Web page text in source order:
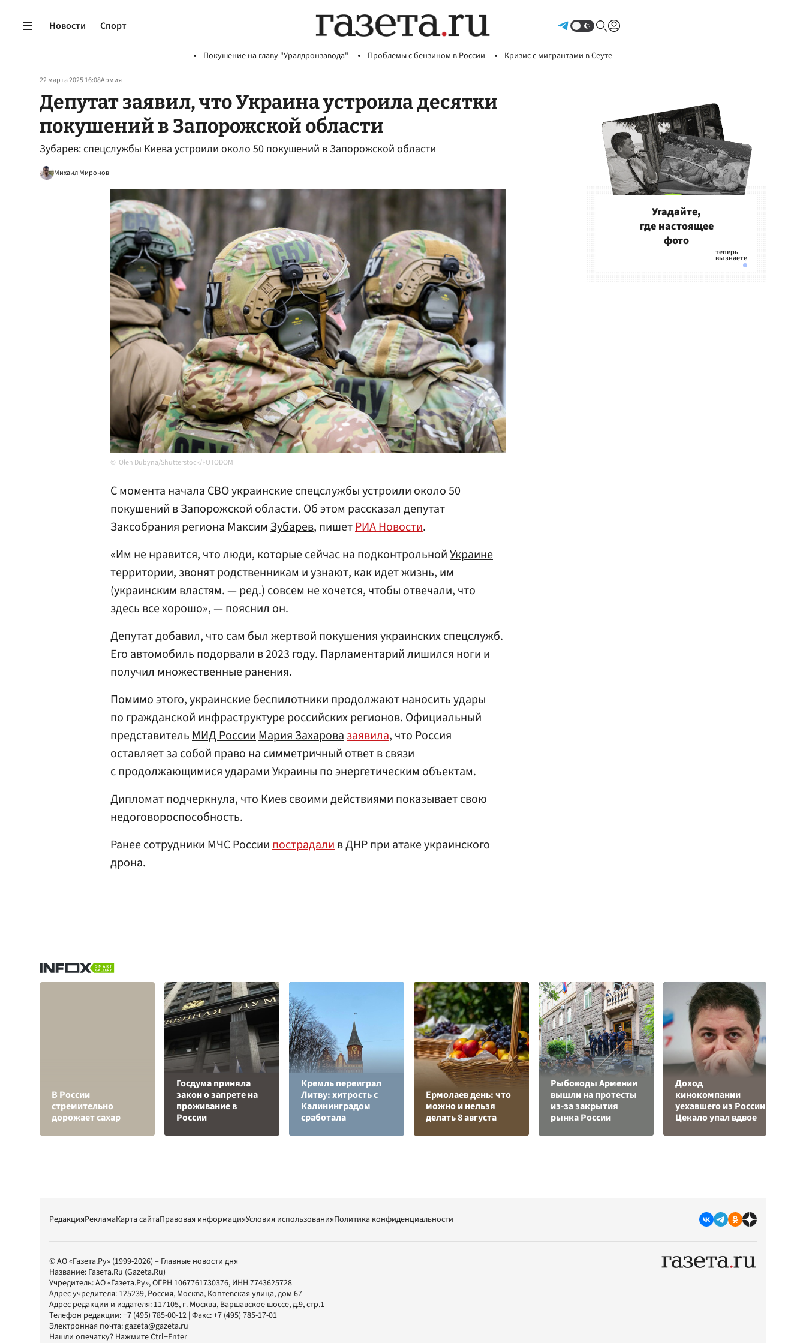
Новости Спорт
Покушение на главу "Уралдронзавода" Проблемы с бензином в России Кризис с мигрантами в Сеуте
22 марта 2025 16:08Армия
Депутат заявил, что Украина устроила десятки
покушений в Запорожской области
Зубарев: спецслужбы Киева устроили около 50 покушений в Запорожской области
Михаил Миронов
Oleh Dubyna/Shutterstock/FOTODOM
С момента начала СВО украинские спецслужбы устроили около 50
покушений в Запорожской области. Об этом рассказал депутат
Заксобрания региона Максим Зубарев, пишетРИА Новости.
«Им не нравится, что люди, которые сейчас на подконтрольнойУкраине
территории, звонят родственникам и узнают, как идет жизнь, им
(украинским властям. — ред.) совсем не хочется, чтобы отвечали, что
здесь все хорошо», — пояснил он.
Депутат добавил, что сам был жертвой покушения украинских спецслужб.
Его автомобиль подорвали в 2023 году. Парламентарий лишился ноги и
получил множественные ранения.
Помимо этого, украинские беспилотники продолжают наносить удары
по гражданской инфраструктуре российских регионов. Официальный
представительМИД РоссииМария Захаровазаявила, что Россия
оставляет за собой право на симметричный ответ в связи
с продолжающимися ударами Украины по энергетическим объектам.
Дипломат подчеркнула, что Киев своими действиями показывает свою
недоговороспособность.
Ранее сотрудники МЧС Россиипострадалив ДНР при атаке украинского
дрона.
Угадайте,
где настоящее
фото
В России
стремительно
дорожает сахар
Госдума приняла
закон о запрете на
проживание в
России
Кремль переиграл
Литву: хитрость с
Калининградом
сработала
Ермолаев день: что
можно и нельзя
делать 8 августа
Рыбоводы Армении
вышли на протесты
из-за закрытия
рынка России
Доход
кинокомпании
уехавшего из России
Цекало упал вдвое
РедакцияРекламаКарта сайтаПравовая информацияУсловия использованияПолитика конфиденциальности
© АО «Газета.Ру» (1999-2026) – Главные новости дня
Название: Газета.Ru (Gazeta.Ru)
Учредитель:АО «Газета.Ру», ОГРН 1067761730376, ИНН 7743625728
Адрес учредителя: 125239, Россия, Москва, Коптевская улица, дом 67
Адрес редакции и издателя: 117105, г. Москва, Варшавское шоссе, д.9, стр.1
Телефон редакции:+7 (495) 785-00-12 | Факс:+7 (495) 785-17-01
Электронная почта:gazeta@gazeta.ru
Нашли опечатку? Нажмите Ctrl+Enter